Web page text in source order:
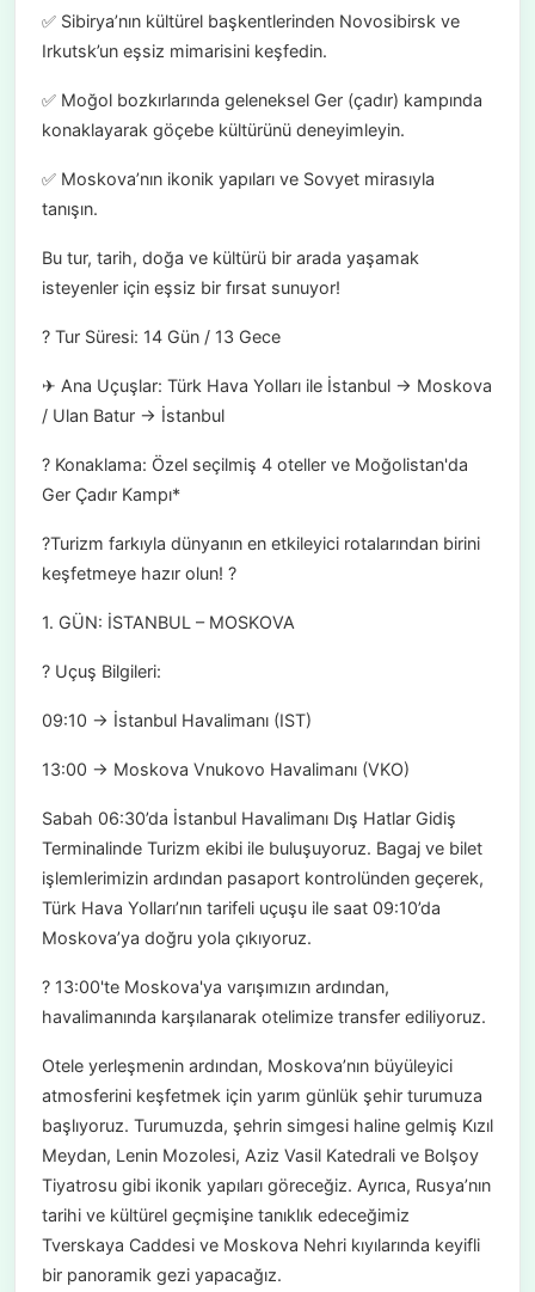
✅ Sibirya’nın kültürel başkentlerinden Novosibirsk ve
Irkutsk’un eşsiz mimarisini keşfedin.
✅ Moğol bozkırlarında geleneksel Ger (çadır) kampında
konaklayarak göçebe kültürünü deneyimleyin.
✅ Moskova’nın ikonik yapıları ve Sovyet mirasıyla
tanışın.
Bu tur, tarih, doğa ve kültürü bir arada yaşamak
isteyenler için eşsiz bir fırsat sunuyor!
? Tur Süresi: 14 Gün / 13 Gece
✈ Ana Uçuşlar: Türk Hava Yolları ile İstanbul → Moskova
/ Ulan Batur → İstanbul
? Konaklama: Özel seçilmiş 4 oteller ve Moğolistan'da
Ger Çadır Kampı*
?Turizm farkıyla dünyanın en etkileyici rotalarından birini
keşfetmeye hazır olun! ?
1. GÜN: İSTANBUL – MOSKOVA
? Uçuş Bilgileri:
09:10 → İstanbul Havalimanı (IST)
13:00 → Moskova Vnukovo Havalimanı (VKO)
Sabah 06:30’da İstanbul Havalimanı Dış Hatlar Gidiş
Terminalinde Turizm ekibi ile buluşuyoruz. Bagaj ve bilet
işlemlerimizin ardından pasaport kontrolünden geçerek,
Türk Hava Yolları’nın tarifeli uçuşu ile saat 09:10’da
Moskova’ya doğru yola çıkıyoruz.
? 13:00'te Moskova'ya varışımızın ardından,
havalimanında karşılanarak otelimize transfer ediliyoruz.
Otele yerleşmenin ardından, Moskova’nın büyüleyici
atmosferini keşfetmek için yarım günlük şehir turumuza
başlıyoruz. Turumuzda, şehrin simgesi haline gelmiş Kızıl
Meydan, Lenin Mozolesi, Aziz Vasil Katedrali ve Bolşoy
Tiyatrosu gibi ikonik yapıları göreceğiz. Ayrıca, Rusya’nın
tarihi ve kültürel geçmişine tanıklık edeceğimiz
Tverskaya Caddesi ve Moskova Nehri kıyılarında keyifli
bir panoramik gezi yapacağız.